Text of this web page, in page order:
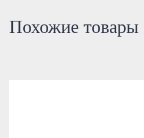
Похожие товары